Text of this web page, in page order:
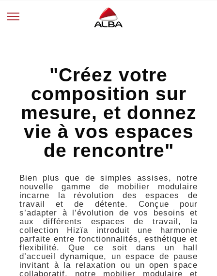
"Créez votre
composition sur
mesure, et donnez
vie à vos espaces
de rencontre"
Bien plus que de simples assises, notre
nouvelle gamme de mobilier modulaire
incarne la révolution des espaces de
travail et de détente. Conçue pour
s’adapter à l’évolution de vos besoins et
aux différents espaces de travail, la
collection Hizïa introduit une harmonie
parfaite entre fonctionnalités, esthétique et
flexibilité. Que ce soit dans un hall
d’accueil dynamique, un espace de pause
invitant à la relaxation ou un open space
collaboratif, notre mobilier modulaire et